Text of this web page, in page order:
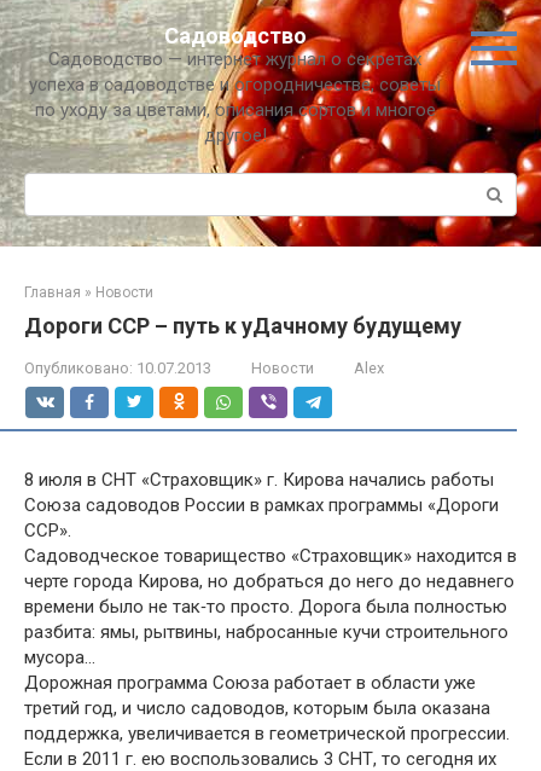
Перейти
к
контенту
Садоводство
Садоводство — интернет журнал о секретах
успеха в садоводстве и огородничестве, советы
по уходу за цветами, описания сортов и многое
другое!
Поиск:
Главная » Новости
Дороги ССР – путь к уДачному будущему
Опубликовано: 10.07.2013 Новости Alex
8 июля в СНТ «Страховщик» г. Кирова начались работы
Союза садоводов России в рамках программы «Дороги
ССР».
Садоводческое товарищество «Страховщик» находится в
черте города Кирова, но добраться до него до недавнего
времени было не так‑то просто. Дорога была полностью
разбита: ямы, рытвины, набросанные кучи строительного
мусора…
Дорожная программа Союза работает в области уже
третий год, и число садоводов, которым была оказана
поддержка, увеличивается в геометрической прогрессии.
Если в 2011 г. ею воспользовались 3 СНТ, то сегодня их